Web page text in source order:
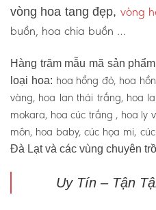
vòng hoa tang đẹp, vòng
buồn, hoa chia buồn …
Hàng trăm mẫu mã sản
loại hoa: hoa hồng đỏ, hoa
vàng, hoa lan thái trắng, hoa
mokara, hoa cúc trắng , hoa ly
môn, hoa baby, cúc họa mi,
Đà Lạt và các vùng chuyên
Uy Tín – Tận